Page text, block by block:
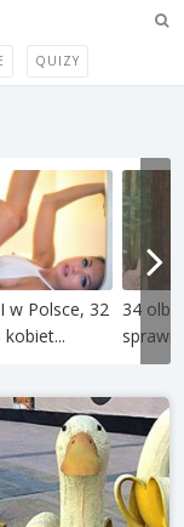
QUIZY
w Polsce, 32
34